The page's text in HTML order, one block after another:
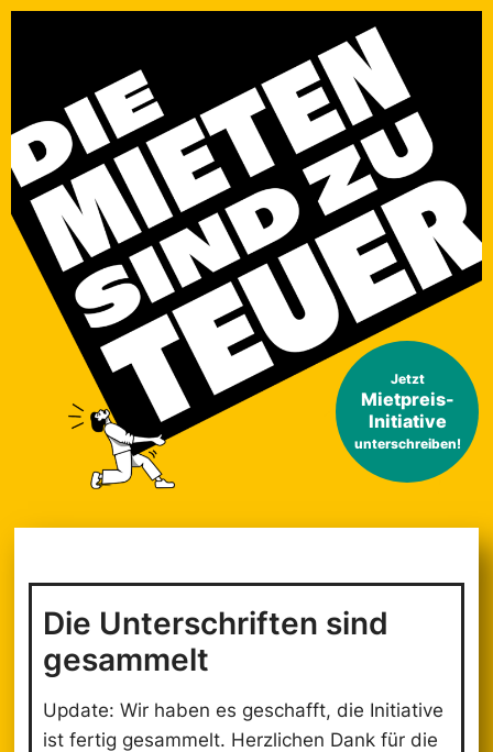
Jetzt
Mietpreis-
Initiative
unterschreiben!
Die Unterschriften sind
gesammelt
Update: Wir haben es geschafft, die Initiative
ist fertig gesammelt. Herzlichen Dank für die